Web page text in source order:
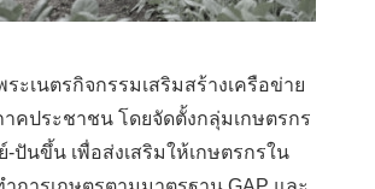
ะเนตรกิจกรรมเสริมสร้างเครือข่าย
คประชาชน โดยจัดตั้งกลุ่มเกษตรกร
-ปันขึ้น เพื่อส่งเสริมให้เกษตรกรใน